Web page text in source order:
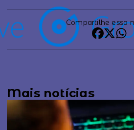
Compartilhe essa
Mais notícias